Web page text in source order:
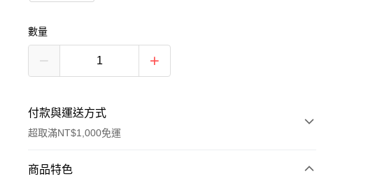
數量
付款與運送方式
超取滿NT$1,000免運
付款方式
商品特色